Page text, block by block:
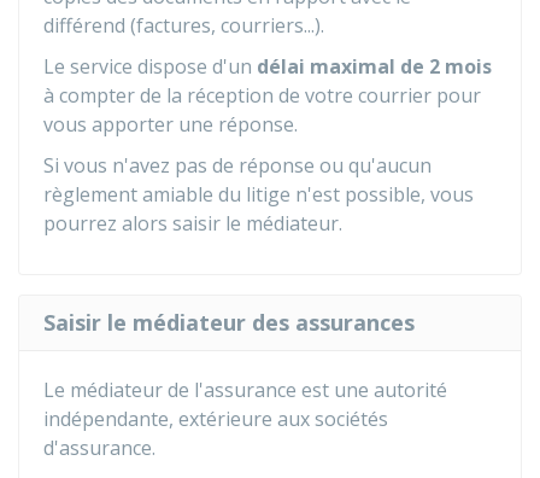
différend (factures, courriers...).
Le service dispose d'un délai maximal de 2 mois
à compter de la réception de votre courrier pour
vous apporter une réponse.
Si vous n'avez pas de réponse ou qu'aucun
règlement amiable du litige n'est possible, vous
pourrez alors saisir le médiateur.
Saisir le médiateur des assurances
Le médiateur de l'assurance est une autorité
indépendante, extérieure aux sociétés
d'assurance.